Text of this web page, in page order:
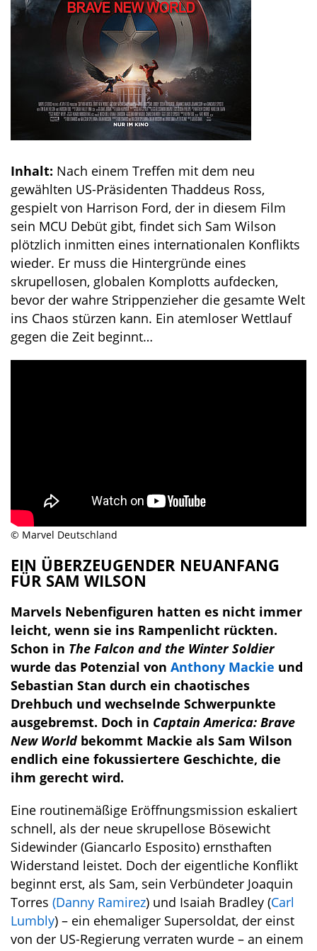
Inhalt: Nach einem Treffen mit dem neu
gewählten US-Präsidenten Thaddeus Ross,
gespielt von Harrison Ford, der in diesem Film
sein MCU Debüt gibt, findet sich Sam Wilson
plötzlich inmitten eines internationalen Konflikts
wieder. Er muss die Hintergründe eines
skrupellosen, globalen Komplotts aufdecken,
bevor der wahre Strippenzieher die gesamte Welt
ins Chaos stürzen kann. Ein atemloser Wettlauf
gegen die Zeit beginnt…
© Marvel Deutschland
EIN ÜBERZEUGENDER NEUANFANG
FÜR SAM WILSON
Marvels Nebenfiguren hatten es nicht immer
leicht, wenn sie ins Rampenlicht rückten.
Schon in The Falcon and the Winter Soldier
wurde das Potenzial von Anthony Mackie und
Sebastian Stan durch ein chaotisches
Drehbuch und wechselnde Schwerpunkte
ausgebremst. Doch in Captain America: Brave
New Worldbekommt Mackie als Sam Wilson
endlich eine fokussiertere Geschichte, die
ihm gerecht wird.
Eine routinemäßige Eröffnungsmission eskaliert
schnell, als der neue skrupellose Bösewicht
Sidewinder (Giancarlo Esposito) ernsthaften
Widerstand leistet. Doch der eigentliche Konflikt
beginnt erst, als Sam, sein Verbündeter Joaquin
Torres (Danny Ramirez) und Isaiah Bradley (Carl
Lumbly) – ein ehemaliger Supersoldat, der einst
von der US-Regierung verraten wurde – an einem